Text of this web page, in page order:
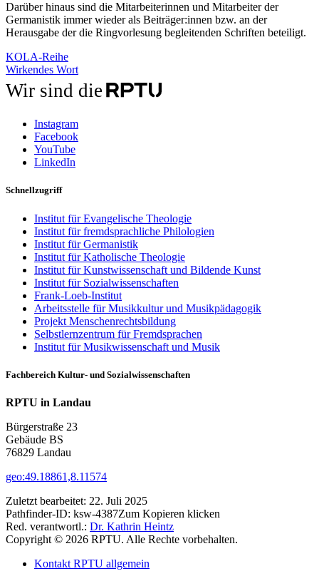
Darüber hinaus sind die Mitarbeiterinnen und Mitarbeiter der
Germanistik immer wieder als Beiträger:innen bzw. an der
Herausgabe der die Ringvorlesung begleitenden Schriften beteiligt.
KOLA-Reihe
Wirkendes Wort
Wir sind die
Instagram
Facebook
YouTube
LinkedIn
Schnellzugriff
Institut für Evangelische Theologie
Institut für fremdsprachliche Philologien
Institut für Germanistik
Institut für Katholische Theologie
Institut für Kunstwissenschaft und Bildende Kunst
Institut für Sozialwissenschaften
Frank-Loeb-Institut
Arbeitsstelle für Musikkultur und Musikpädagogik
Projekt Menschenrechtsbildung
Selbstlernzentrum für Fremdsprachen
Institut für Musikwissenschaft und Musik
Fachbereich Kultur- und Sozialwissenschaften
RPTU in Landau
Bürgerstraße 23
Gebäude BS
76829 Landau
geo:49.18861,8.11574
Zuletzt bearbeitet: 22. Juli 2025
Pathfinder-ID: ksw-4387Zum Kopieren klicken
Red. verantwortl.: Dr. Kathrin Heintz
Copyright © 2026 RPTU. Alle Rechte vorbehalten.
Kontakt RPTU allgemein